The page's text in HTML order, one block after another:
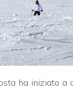
ha iniziato